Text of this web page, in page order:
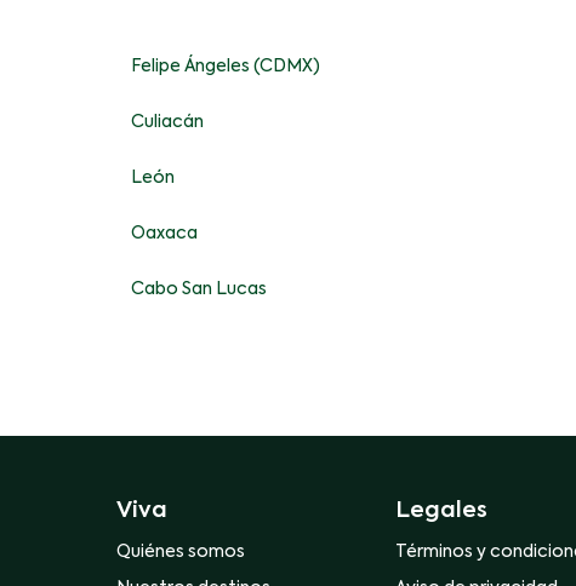
Felipe Ángeles (CDMX)
Culiacán
León
Oaxaca
Cabo San Lucas
Viva
Quiénes somos
Legales
Términos y